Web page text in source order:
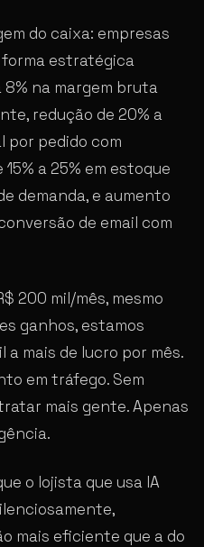
do caixa: empresas
forma estratégica
na margem bruta
redução de 20% a
por pedido com
a 25% em estoque
demanda, e aumento
de email com
200 mil/mês, mesmo
ganhos, estamos
a mais de lucro por mês.
em tráfego. Sem
mais gente. Apenas
o lojista que usa IA
mais eficiente que a do